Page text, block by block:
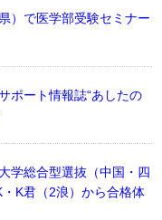
）で医学部受験セミナー
ポート情報誌“あしたの
学総合型選抜（中国・四
K君（2浪）から合格体